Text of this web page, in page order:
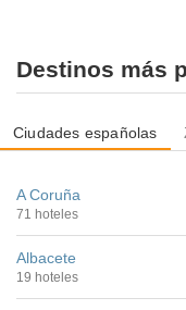
Destinos más
Ciudades españolas
A Coruña
71 hoteles
Albacete
19 hoteles